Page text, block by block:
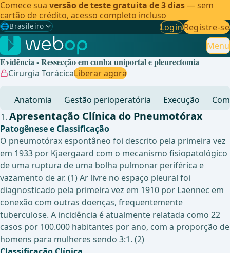
Comece sua versão de teste gratuita de 3 dias— sem
cartão de crédito, acesso completo incluso
🌐Brasileiro
Gewählte Sprache: Brasileiro
🇩🇪 Alemão
🇬🇧Inglês
🇧🇷 ✓
LoginRegistre-se
Menu
Evidência - Ressecção em cunha uniportal e pleurectomia
Cirurgia TorácicaLiberar agora
Anatomia Gestão perioperatória Execução
Apresentação Clínica do Pneumotórax
Patogênese e Classificação
O pneumotórax espontâneo foi descrito pela primeira vez
em 1933 por Kjaergaard com o mecanismo fisiopatológico
de uma ruptura de uma bolha pulmonar periférica e
vazamento de ar. (1) Ar livre no espaço pleural foi
diagnosticado pela primeira vez em 1910 por Laennec em
conexão com outras doenças, frequentemente
tuberculose. A incidência é atualmente relatada como 22
casos por 100.000 habitantes por ano, com a proporção de
homens para mulheres sendo 3:1. (2)